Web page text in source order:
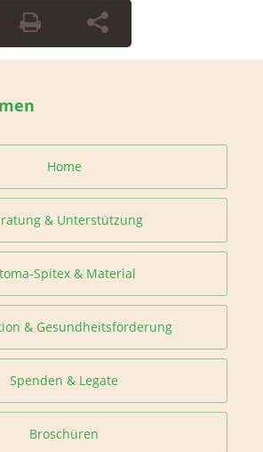
Home
& Unterstützung
Spitex & Material
& Gesundheitsförderung
Spenden & Legate
Broschüren